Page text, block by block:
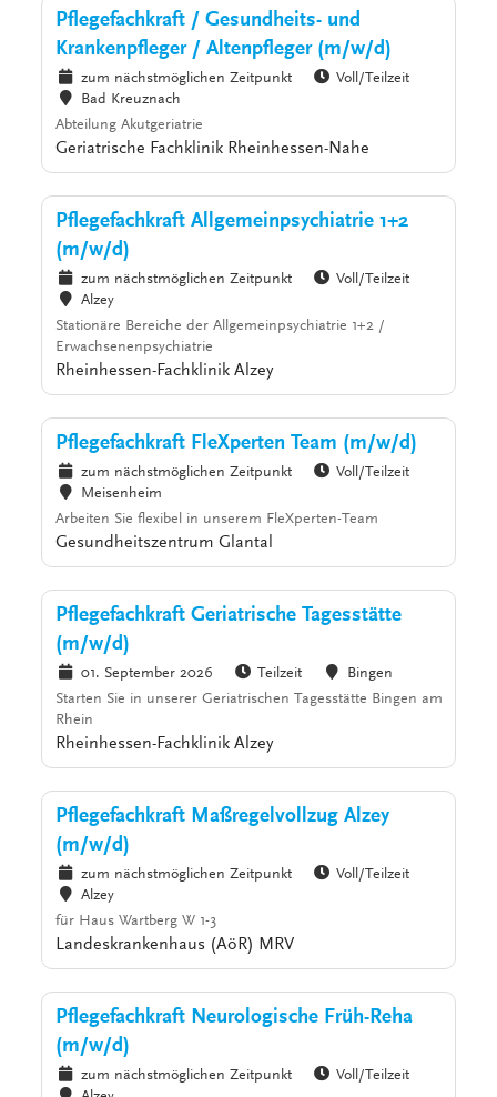
Pflegefachkraft / Gesundheits- und
Krankenpfleger / Altenpfleger (m/w/d)
zum nächstmöglichen Zeitpunkt
Voll/Teilzeit
Bad Kreuznach
Abteilung Akutgeriatrie
Geriatrische Fachklinik Rheinhessen-Nahe
Pflegefachkraft Allgemeinpsychiatrie 1+2
(m/w/d)
zum nächstmöglichen Zeitpunkt
Voll/Teilzeit
Alzey
Stationäre Bereiche der Allgemeinpsychiatrie 1+2 /
Erwachsenenpsychiatrie
Rheinhessen-Fachklinik Alzey
Pflegefachkraft FleXperten Team (m/w/d)
zum nächstmöglichen Zeitpunkt
Voll/Teilzeit
Meisenheim
Arbeiten Sie flexibel in unserem FleXperten-Team
Gesundheitszentrum Glantal
Pflegefachkraft Geriatrische Tagesstätte
(m/w/d)
01. September 2026 Teilzeit
Bingen
Starten Sie in unserer Geriatrischen Tagesstätte Bingen am
Rhein
Rheinhessen-Fachklinik Alzey
Pflegefachkraft Maßregelvollzug Alzey
(m/w/d)
zum nächstmöglichen Zeitpunkt
Voll/Teilzeit
Alzey
für Haus Wartberg W 1-3
Landeskrankenhaus (AöR) MRV
Pflegefachkraft Neurologische Früh-Reha
(m/w/d)
zum nächstmöglichen Zeitpunkt
Voll/Teilzeit